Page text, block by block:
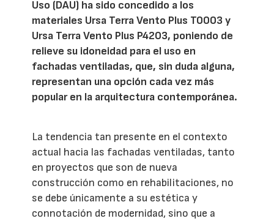
Uso (DAU) ha sido concedido a los
materiales Ursa Terra Vento Plus T0003 y
Ursa Terra Vento Plus P4203, poniendo de
relieve su idoneidad para el uso en
fachadas ventiladas, que, sin duda alguna,
representan una opción cada vez más
popular en la arquitectura contemporánea.
La tendencia tan presente en el contexto
actual hacia las fachadas ventiladas, tanto
en proyectos que son de nueva
construcción como en rehabilitaciones, no
se debe únicamente a su estética y
connotación de modernidad, sino que a